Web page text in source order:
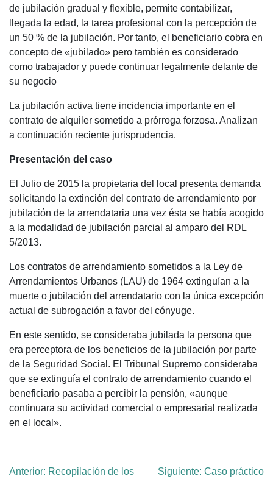
de jubilación gradual y flexible, permite contabilizar,
llegada la edad, la tarea profesional con la percepción de
un 50 % de la jubilación. Por tanto, el beneficiario cobra en
concepto de «jubilado» pero también es considerado
como trabajador y puede continuar legalmente delante de
su negocio
La jubilación activa tiene incidencia importante en el
contrato de alquiler sometido a prórroga forzosa. Analizan
a continuación reciente jurisprudencia.
Presentación del caso
El Julio de 2015 la propietaria del local presenta demanda
solicitando la extinción del contrato de arrendamiento por
jubilación de la arrendataria una vez ésta se había acogido
a la modalidad de jubilación parcial al amparo del RDL
5/2013.
Los contratos de arrendamiento sometidos a la Ley de
Arrendamientos Urbanos (LAU) de 1964 extinguían a la
muerte o jubilación del arrendatario con la única excepción
actual de subrogación a favor del cónyuge.
En este sentido, se consideraba jubilada la persona que
era perceptora de los beneficios de la jubilación por parte
de la Seguridad Social. El Tribunal Supremo consideraba
que se extinguía el contrato de arrendamiento cuando el
beneficiario pasaba a percibir la pensión, «aunque
continuara su actividad comercial o empresarial realizada
en el local».
Navegación
Anterior: Recopilación de los Siguiente: Caso práctico